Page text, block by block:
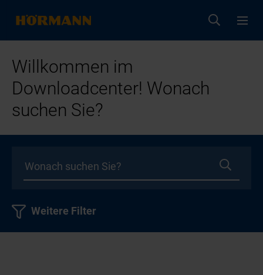
Willkommen im
Downloadcenter! Wonach
suchen Sie?
Weitere Filter